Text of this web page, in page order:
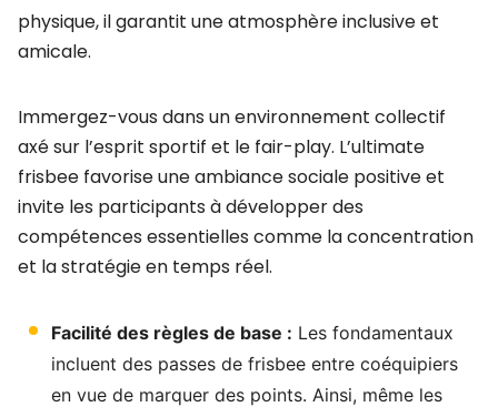
physique, il garantit une atmosphère inclusive et
amicale.
Immergez-vous dans un environnement collectif
axé sur l’esprit sportif et le fair-play. L’ultimate
frisbee favorise une ambiance sociale positive et
invite les participants à développer des
compétences essentielles comme la concentration
et la stratégie en temps réel.
Facilité des règles de base : Les fondamentaux
incluent des passes de frisbee entre coéquipiers
en vue de marquer des points. Ainsi, même les